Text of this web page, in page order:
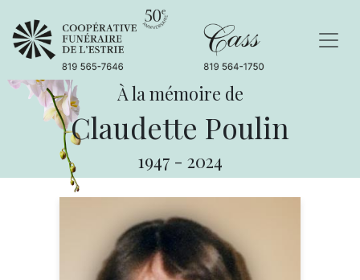
À la mémoire de
Claudette Poulin
1947 - 2024